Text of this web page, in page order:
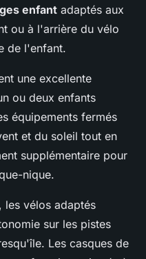
enfant adaptés aux
ou à l'arrière du vélo
de l'enfant.
une excellente
ou deux enfants
équipements fermés
et du soleil tout en
supplémentaire pour
nique.
les vélos adaptés
sur les pistes
Les casques de